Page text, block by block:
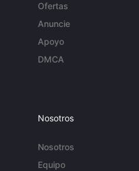
Ofertas
Anuncie
Apoyo
DMCA
Nosotros
Nosotros
Equipo